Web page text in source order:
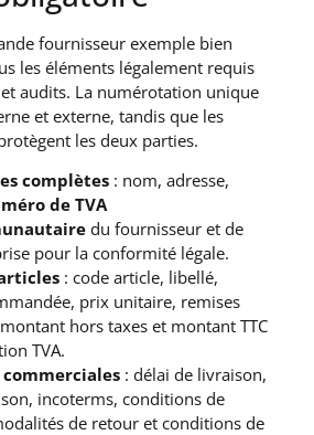
fournisseur exemple bien
les éléments légalement requis
audits. La numérotation unique
et externe, tandis que les
les deux parties.
complètes : nom, adresse,
de TVA
du fournisseur et de
pour la conformité légale.
: code article, libellé,
prix unitaire, remises
hors taxes et montant TTC
TVA.
: délai de livraison,
incoterms, conditions de
de retour et conditions de